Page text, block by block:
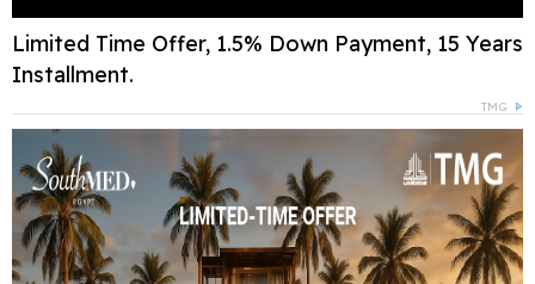
Limited Time Offer, 1.5% Down Payment, 15 Years
Installment.
TMG